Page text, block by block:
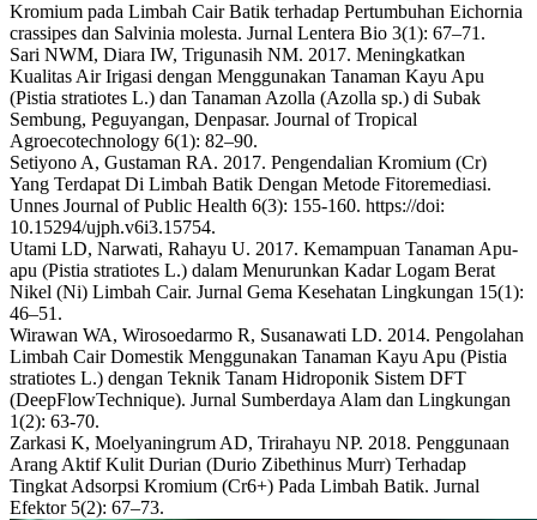
Kromium pada Limbah Cair Batik terhadap Pertumbuhan Eichornia
crassipes dan Salvinia molesta. Jurnal Lentera Bio 3(1): 67–71.
Sari NWM, Diara IW, Trigunasih NM. 2017. Meningkatkan
Kualitas Air Irigasi dengan Menggunakan Tanaman Kayu Apu
(Pistia stratiotes L.) dan Tanaman Azolla (Azolla sp.) di Subak
Sembung, Peguyangan, Denpasar. Journal of Tropical
Agroecotechnology 6(1): 82–90.
Setiyono A, Gustaman RA. 2017. Pengendalian Kromium (Cr)
Yang Terdapat Di Limbah Batik Dengan Metode Fitoremediasi.
Unnes Journal of Public Health 6(3): 155-160. https://doi:
10.15294/ujph.v6i3.15754.
Utami LD, Narwati, Rahayu U. 2017. Kemampuan Tanaman Apu-
apu (Pistia stratiotes L.) dalam Menurunkan Kadar Logam Berat
Nikel (Ni) Limbah Cair. Jurnal Gema Kesehatan Lingkungan 15(1):
46–51.
Wirawan WA, Wirosoedarmo R, Susanawati LD. 2014. Pengolahan
Limbah Cair Domestik Menggunakan Tanaman Kayu Apu (Pistia
stratiotes L.) dengan Teknik Tanam Hidroponik Sistem DFT
(DeepFlowTechnique). Jurnal Sumberdaya Alam dan Lingkungan
1(2): 63-70.
Zarkasi K, Moelyaningrum AD, Trirahayu NP. 2018. Penggunaan
Arang Aktif Kulit Durian (Durio Zibethinus Murr) Terhadap
Tingkat Adsorpsi Kromium (Cr6+) Pada Limbah Batik. Jurnal
Efektor 5(2): 67–73.